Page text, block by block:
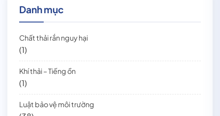
Danh mục
Chất thải rắn nguy hại
(1)
Khí thải – Tiếng ồn
(1)
Luật bảo vệ môi trường